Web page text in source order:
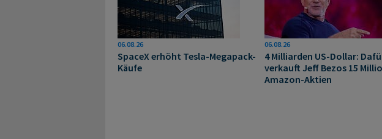
06.08.26
SpaceX erhöht Tesla-Megapack-
Käufe
06.08.26
4 Milliarden US-Dollar:
verkauft Jeff Bezos 15
Amazon-Aktien